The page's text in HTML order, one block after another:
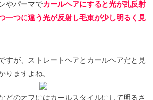
やパーマでカールヘアにすると光が乱反射
一つに違う光が反射し毛束が少し明るく見
すが、ストレートヘアとカールヘアだと見
りますよね。
どのオフにはカールスタイルにして明るさ